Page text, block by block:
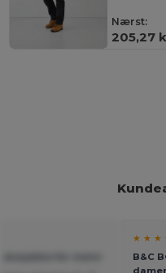
Nærst:
205,27
★ ★ ★
B&C
damer